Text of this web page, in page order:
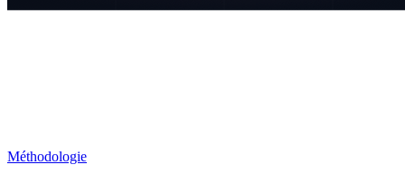
Méthodologie